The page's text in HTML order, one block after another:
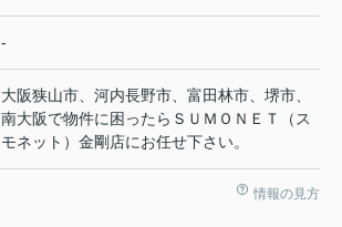
-
大阪狭山市、河内長野市、富田林市、堺市、
南大阪で物件に困ったらＳＵＭＯＮＥＴ（ス
モネット）金剛店にお任せ下さい。
情報の見方